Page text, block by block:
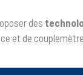
des
et de